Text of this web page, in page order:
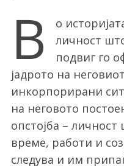
В
о
личност
подвиг го
јадрото на
инкорпорирани
на неговото
опстојба –
време, работи и
следува и им